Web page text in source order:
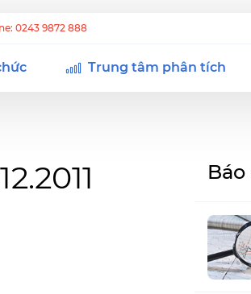
0243 9872 888
Trung tâm phân tích